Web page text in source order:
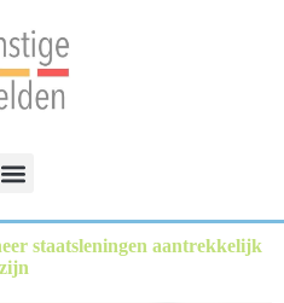
staatsleningen aantrekkelijk
zijn